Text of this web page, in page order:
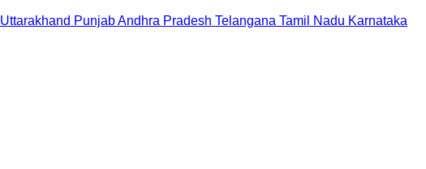
Uttarakhand PunjabAndhra Pradesh Telangana Tamil Nadu Karnataka